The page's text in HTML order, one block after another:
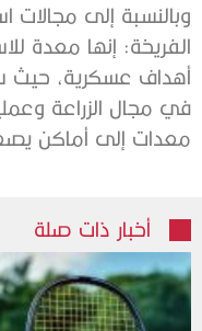
وبالنسبة إلى مجالات
الفريخة: إنها معدة
أهداف عسكرية، حيث
في مجال الزراعة
معدات إلى أماكن
أخبار ذات صلة